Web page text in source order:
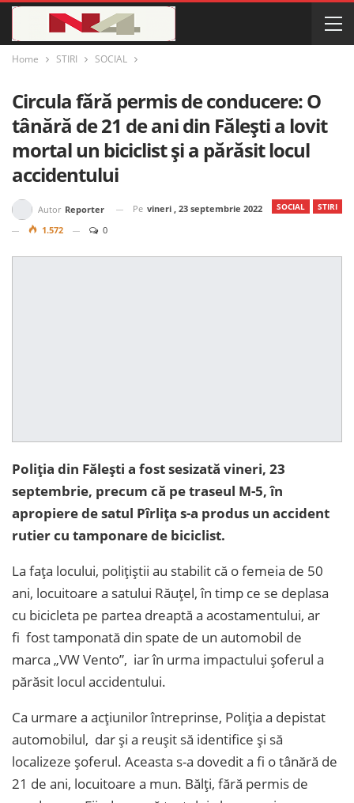
Home STIRI SOCIAL
Circula fără permis de conducere: O
tânără de 21 de ani din Fălești a lovit
mortal un biciclist și a părăsit locul
accidentului
SOCIAL STIRI
Autor Reporter Pe vineri , 23 septembrie 2022
1.572
0
Poliția din Fălești a fost sesizată vineri, 23
septembrie, precum că pe traseul M-5, în
apropiere de satul Pîrlița s-a produs un accident
rutier cu tamponare de biciclist.
La fața locului, polițiștii au stabilit că o femeia de 50
ani, locuitoare a satului Răuțel, în timp ce se deplasa
cu bicicleta pe partea dreaptă a acostamentului, ar
fi fost tamponată din spate de un automobil de
marca „VW Vento”, iar în urma impactului șoferul a
părăsit locul accidentului.
Ca urmare a acțiunilor întreprinse, Poliţia a depistat
automobilul, dar și a reușit să identifice și să
localizeze șoferul. Aceasta s-a dovedit a fi o tânără de
21 de ani, locuitoare a mun. Bălți, fără permis de